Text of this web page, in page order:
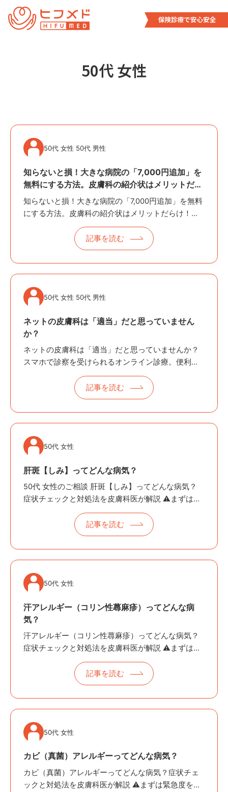
50代 女性
50代 女性 50代 男性
知らないと損！大きな病院の「7,000円追加」を
無料にする方法。皮膚科の紹介状はメリットだら
け！
知らないと損！大きな病院の「7,000円追加」を無料
にする方法。皮膚科の紹介状はメリットだらけ！
「皮膚の赤みがなかなか引かない」「もっと詳しく
調べてほしい」……そんな時、先生から「紹介状を書
きますね」と言われることがあ…
記事を読む
50代 女性 50代 男性
ネットの皮膚科は「適当」だと思っていません
か？
ネットの皮膚科は「適当」だと思っていませんか？
スマホで診察を受けられるオンライン診療。便利で
すが、実はこんな「3つの落とし穴」があります。 1.
「さわれない」から正確に伝わらない 病院なら先生
が直接肌を触って、厚みや…
記事を読む
50代 女性
肝斑【しみ】ってどんな病気？
50代 女性のご相談 肝斑【しみ】ってどんな病気？
症状チェックと対処法を皮膚科医が解説 ⚠️まずは緊
急度をチェック ◻︎ 境界が不整で色むらがあるしみ◻︎
記事を読む
50代 女性
汗アレルギー（コリン性蕁麻疹）ってどんな病
気？
汗アレルギー（コリン性蕁麻疹）ってどんな病気？
症状チェックと対処法を皮膚科医が解説 ⚠️まずは緊
急度をチェック！ ◻︎ 息苦しさ、めまい、喉の締め付
け感など全身症状がある&#x2…
記事を読む
50代 女性
カビ（真菌）アレルギーってどんな病気？
カビ（真菌）アレルギーってどんな病気？症状チェ
ックと対処法を皮膚科医が解説 ⚠️まずは緊急度をチ